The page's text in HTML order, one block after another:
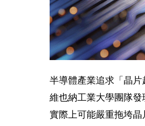
半導體產業追求「晶片
維也納工業大學團隊
實際上可能嚴重拖垮晶